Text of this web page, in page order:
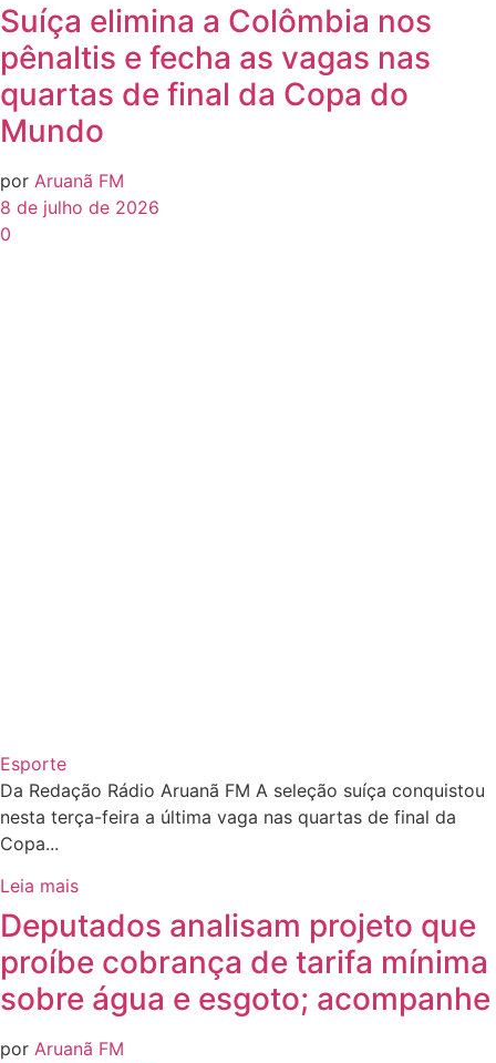
Suíça elimina a Colômbia nos
pênaltis e fecha as vagas nas
quartas de final da Copa do
Mundo
por Aruanã FM
8 de julho de 2026
0
Esporte
Da Redação Rádio Aruanã FM A seleção suíça conquistou
nesta terça-feira a última vaga nas quartas de final da
Copa...
Leia mais
Deputados analisam projeto que
proíbe cobrança de tarifa mínima
sobre água e esgoto; acompanhe
por Aruanã FM